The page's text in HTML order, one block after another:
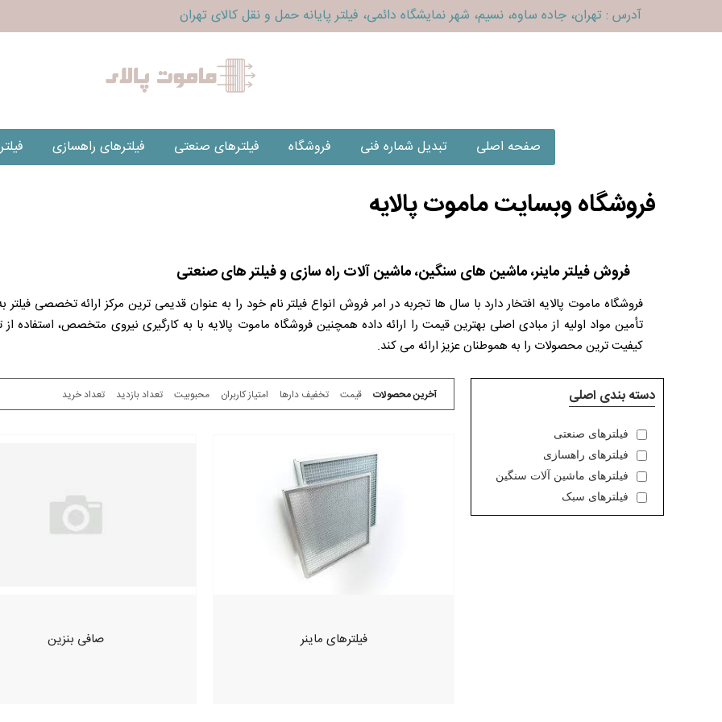
آدرس : تهران، جاده ساوه، نسیم، شهر نمایشگاه دائمی، فیلتر پایانه حمل و نقل کالای تهران
صفحه اصلی تبدیل شماره فنی فروشگاه فیلترهای صنعتی فیلترهای راهسازی
فروشگاه وبسایت ماموت پالایه
فروش فیلتر ماینر، ماشین های سنگین، ماشین آلات راه سازی و فیلتر های صنعتی
فروشگاه ماموت پالایه افتخار دارد با سال ها تجربه در امر فروش انواع فیلتر نام خود را به عنوان قدیمی ترین مرکز ارائه تخصصی
تأمین مواد اولیه از مبادی اصلی بهترین قیمت را ارائه داده همچنین فروشگاه ماموت پالایه با به کارگیری نیروی متخصص، استفاده
کیفیت ترین محصولات را به هموطنان عزیز ارائه می کند.
دسته بندی اصلی
فیلترهای صنعتی
فیلترهای راهسازی
فیلترهای ماشین آلات سنگین
فیلترهای سبک
آخرین محصولات قیمت تخفیف دارها امتیاز کاربران محبوبیت تعداد بازدید تعداد خرید
فیلترهای ماینر صافی بنزین